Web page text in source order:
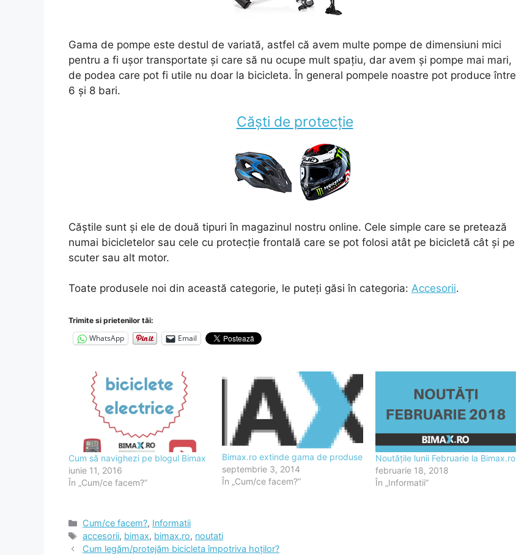
Gama de pompe este destul de variată, astfel că avem multe pompe de dimensiuni mici
pentru a fi ușor transportate și care să nu ocupe mult spațiu, dar avem și pompe mai mari,
de podea care pot fi utile nu doar la bicicleta. În general pompele noastre pot produce între
6 și 8 bari.
Căști de protecție
Căștile sunt și ele de două tipuri în magazinul nostru online. Cele simple care se pretează
numai bicicletelor sau cele cu protecție frontală care se pot folosi atât pe bicicletă cât și pe
scuter sau alt motor.
Toate produsele noi din această categorie, le puteți găsi în categoria: Accesorii.
Trimite si prietenilor tăi:
WhatsApp Email
Cum să navighezi pe blogul Bimax
iunie 11, 2016
În „Cum/ce facem?”
Bimax.ro extinde gama de produse
septembrie 3, 2014
În „Cum/ce facem?”
Noutățile lunii Februarie la Bimax.ro
februarie 18, 2018
În „Informatii”
Categorii
Cum/ce facem?, Informatii
Etichete
accesorii, bimax, bimax.ro, noutati
Cum legăm/protejăm bicicleta împotriva hoților?